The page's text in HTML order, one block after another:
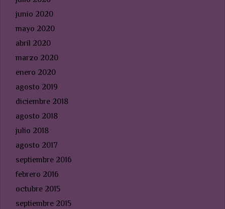
junio 2020
mayo 2020
abril 2020
marzo 2020
enero 2020
agosto 2019
diciembre 2018
agosto 2018
julio 2018
agosto 2017
septiembre 2016
febrero 2016
octubre 2015
septiembre 2015